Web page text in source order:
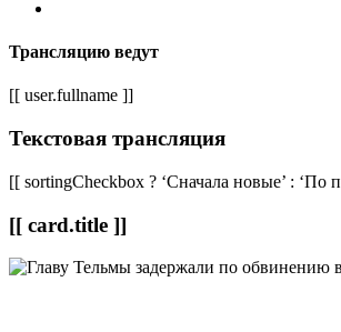
Трансляцию ведут
[[ user.fullname ]]
Текстовая трансляция
[[ sortingCheckbox ? ‘Сначала новые’ : ‘По
[[ card.title ]]